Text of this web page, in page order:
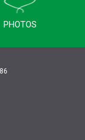
PHOTOS